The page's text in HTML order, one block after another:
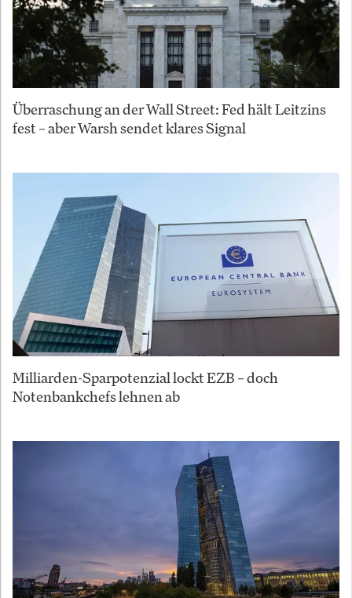
Überraschung an der Wall Street: Fed hält Leitzins
fest – aber Warsh sendet klares Signal
Milliarden-Sparpotenzial lockt EZB – doch
Notenbankchefs lehnen ab